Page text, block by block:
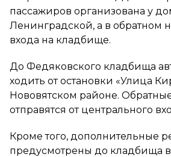
пассажиров организована у
Ленинградской, а в обратном
входа на кладбище.
До Федяковского кладбища
ходить от остановки «Улица
Нововятском районе.
отправятся от центрального
Кроме того, дополнительные
предусмотрены до кладбища